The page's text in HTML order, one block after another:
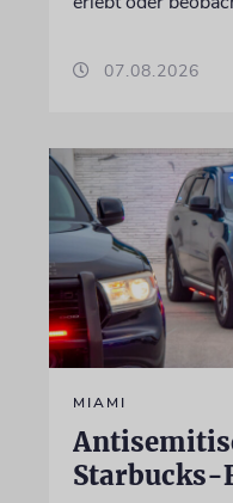
07.08.2026
MIAMI
Starbucks-